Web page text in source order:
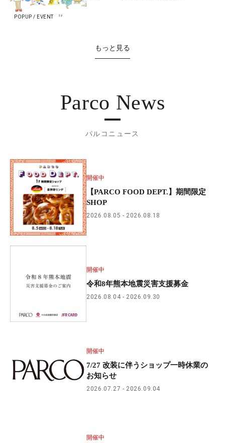
POPUP / EVENT
もっと見る
Parco News
パルコニュース
開催中
【PARCO FOOD DEPT.】期間限定
SHOP
2026.08.05 2026.08.18
開催中
令和8年熊本地震災害支援募金
2026.08.04 2026.09.30
開催中
7/27 改装に伴うショップ一時休業の
お知らせ
2026.07.27 2026.09.04
開催中